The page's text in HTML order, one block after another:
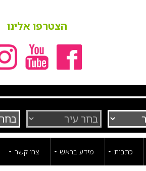
הצטרפו אלינו
כתבות מידע בראש צרו קשר